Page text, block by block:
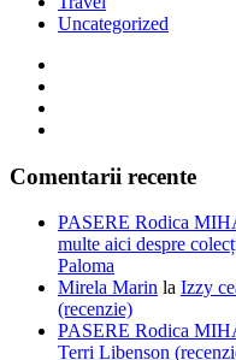
Uncategorized
Comentarii recente
PASERE Rodica
multe aici despre
Paloma
Mirela Marin la Izzy
(recenzie)
PASERE Rodica
Terri Libenson